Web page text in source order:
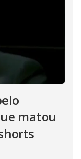
matou